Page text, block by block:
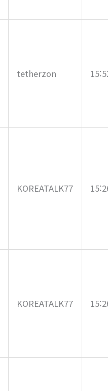
tetherzon
KOREATALK77
KOREATALK77